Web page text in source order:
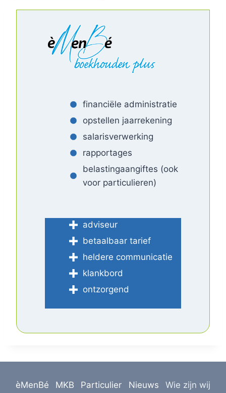
financiële administratie
opstellen jaarrekening
salarisverwerking
rapportages
belastingaangiftes (ook
voor particulieren)
adviseur
betaalbaar tarief
heldere communicatie
klankbord
ontzorgend
èMenBé MKB Particulier Nieuws Wie zijn wij